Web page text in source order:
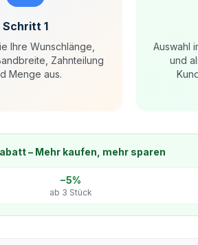
Schritt 1
Ihre Wunschlänge,
Zahnteilung
Menge aus.
Auswahl
und
– Mehr kaufen, mehr sparen
−5%
ab 3 Stück